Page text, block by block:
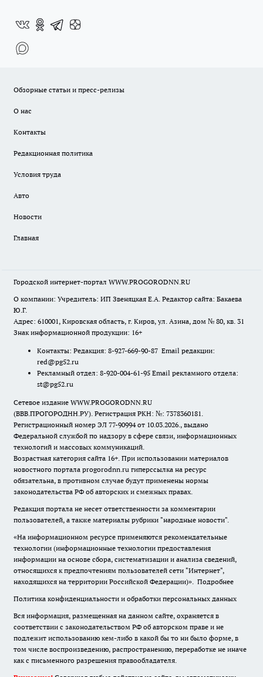
Обзорные статьи и пресс-релизы
О нас
Контакты
Редакционная политика
Условия труда
Авто
Новости
Главная
Городской интернет-портал WWW.PROGORODNN.RU
О компании: Учредитель: ИП Звеняцкая Е.А. Редактор сайта: Бакаева
Ю.Г.
Адрес: 610001, Кировская область, г. Киров, ул. Азина, дом № 80, кв. 31
Знак информационной продукции: 16+
Контакты: Редакция: 8-927-669-90-87 Email редакции:
red@pg52.ru
Рекламный отдел: 8-920-004-61-95 Email рекламного отдела:
st@pg52.ru
Сетевое издание WWW.PROGORODNN.RU
(ВВВ.ПРОГОРОДНН.РУ). Регистрация РКН: №: 7378360181.
Регистрационный номер ЭЛ 77-90994 от 10.03.2026., выдано
Федеральной службой по надзору в сфере связи, информационных
технологий и массовых коммуникаций.
Возрастная категория сайта 16+. При использовании материалов
новостного портала progorodnn.ru гиперссылка на ресурс
обязательна, в противном случае будут применены нормы
законодательства РФ об авторских и смежных правах.
Редакция портала не несет ответственности за комментарии
пользователей, а также материалы рубрики "народные новости".
«На информационном ресурсе применяются рекомендательные
технологии (информационные технологии предоставления
информации на основе сбора, систематизации и анализа сведений,
относящихся к предпочтениям пользователей сети "Интернет",
находящихся на территории Российской Федерации)». Подробнее
Политика конфиденциальности и обработки персональных данных
Вся информация, размещенная на данном сайте, охраняется в
соответствии с законодательством РФ об авторском праве и не
подлежит использованию кем-либо в какой бы то ни было форме, в
том числе воспроизведению, распространению, переработке не иначе
как с письменного разрешения правообладателя.